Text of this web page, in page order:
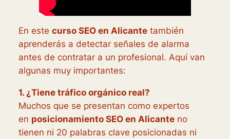
En este curso SEO en Alicantetambién
aprenderás a detectar señales de alarma
antes de contratar a un profesional. Aquí van
algunas muy importantes:
1. ¿Tiene tráfico orgánico real?
Muchos que se presentan como expertos
en posicionamiento SEO en Alicanteno
tienen ni 20 palabras clave posicionadas ni